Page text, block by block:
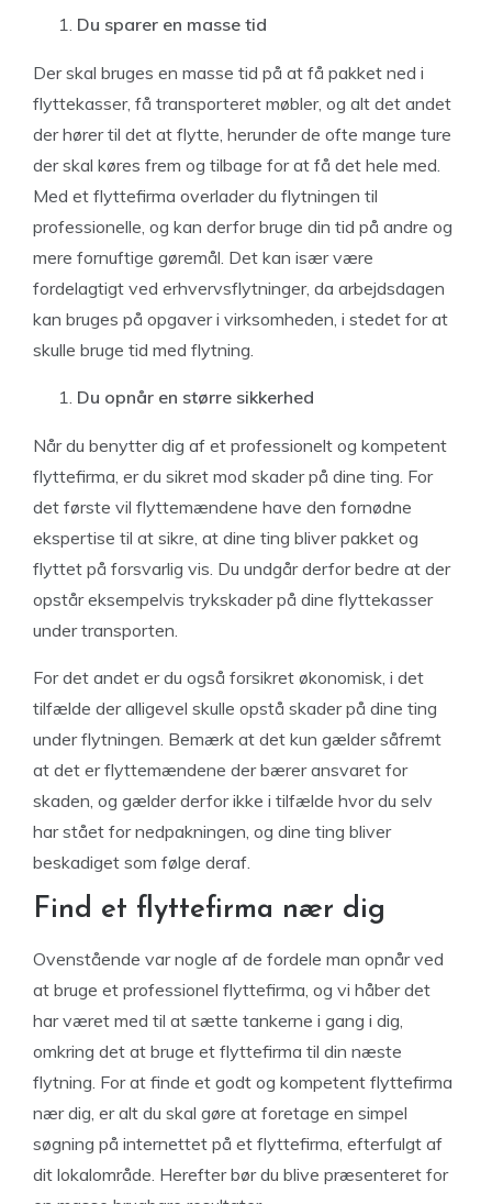
Du sparer en masse tid
Der skal bruges en masse tid på at få pakket ned i
flyttekasser, få transporteret møbler, og alt det andet
der hører til det at flytte, herunder de ofte mange ture
der skal køres frem og tilbage for at få det hele med.
Med et flyttefirma overlader du flytningen til
professionelle, og kan derfor bruge din tid på andre og
mere fornuftige gøremål. Det kan især være
fordelagtigt ved erhvervsflytninger, da arbejdsdagen
kan bruges på opgaver i virksomheden, i stedet for at
skulle bruge tid med flytning.
Du opnår en større sikkerhed
Når du benytter dig af et professionelt og kompetent
flyttefirma, er du sikret mod skader på dine ting. For
det første vil flyttemændene have den fornødne
ekspertise til at sikre, at dine ting bliver pakket og
flyttet på forsvarlig vis. Du undgår derfor bedre at der
opstår eksempelvis trykskader på dine flyttekasser
under transporten.
For det andet er du også forsikret økonomisk, i det
tilfælde der alligevel skulle opstå skader på dine ting
under flytningen. Bemærk at det kun gælder såfremt
at det er flyttemændene der bærer ansvaret for
skaden, og gælder derfor ikke i tilfælde hvor du selv
har stået for nedpakningen, og dine ting bliver
beskadiget som følge deraf.
Find et flyttefirma nær dig
Ovenstående var nogle af de fordele man opnår ved
at bruge et professionel flyttefirma, og vi håber det
har været med til at sætte tankerne i gang i dig,
omkring det at bruge et flyttefirma til din næste
flytning. For at finde et godt og kompetent flyttefirma
nær dig, er alt du skal gøre at foretage en simpel
søgning på internettet på et flyttefirma, efterfulgt af
dit lokalområde. Herefter bør du blive præsenteret for